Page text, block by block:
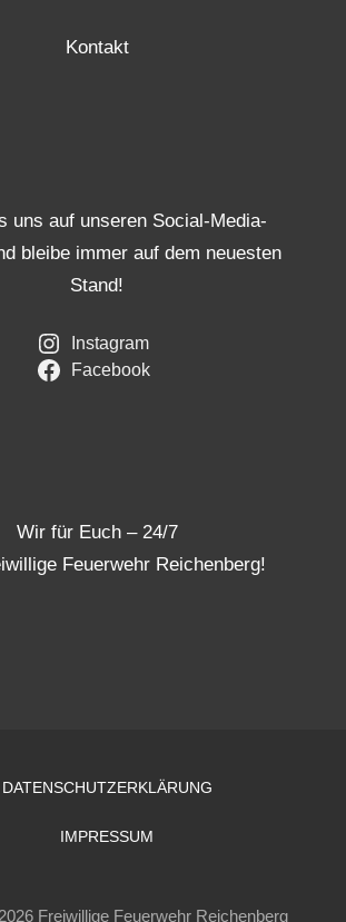
Kontakt
uns auf unseren Social-Media-
bleibe immer auf dem neuesten
Stand!
Instagram
Facebook
Wir für Euch – 24/7
Feuerwehr Reichenberg!
DATENSCHUTZERKLÄRUNG
IMPRESSUM
Freiwillige Feuerwehr Reichenberg